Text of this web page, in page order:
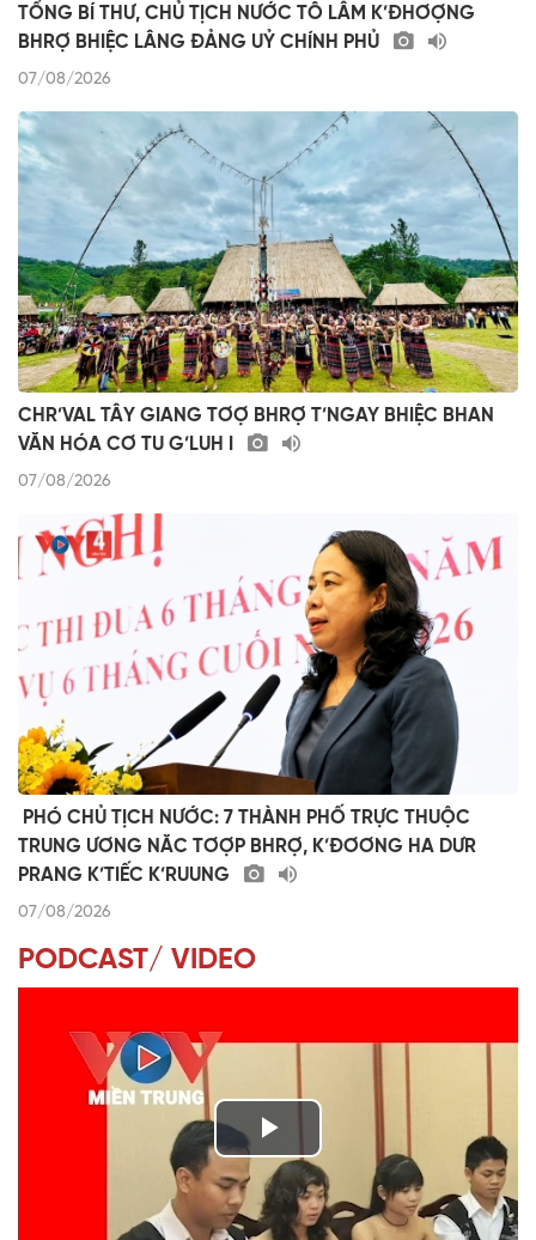
TỔNG BÍ THƯ, CHỦ TỊCH NƯỚC TÔ LÂM K’ĐHƠỢNG
BHRỢ BHIỆC LÂNG ĐẢNG UỶ CHÍNH PHỦ
07/08/2026
CHR’VAL TÂY GIANG TƠỢ BHRỢ T’NGAY BHIỆC BHAN
VĂN HÓA CƠ TU G’LUH I
07/08/2026
​ ​PHÓ CHỦ TỊCH NƯỚC: 7 THÀNH PHỐ TRỰC THUỘC
TRUNG ƯƠNG NĂC TƠỢP BHRỢ, K’ĐƠƠNG HA DƯR
PRANG K’TIẾC K’RUUNG
07/08/2026
PODCAST/ VIDEO
P
l